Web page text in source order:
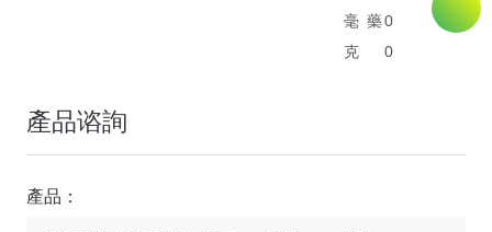
毫
克
藥0
0
產品谘詢
產品：